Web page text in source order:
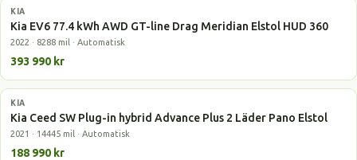
Elbil
KIA
Kia EV6 77.4 kWh AWD GT-line Drag Meridian Elstol HUD 360
2022 · 8288 mil · Automatisk
393 990 kr
Laddhybrid
KIA
Kia Ceed SW Plug-in hybrid Advance Plus 2 Läder Pano Elstol
2021 · 14445 mil · Automatisk
188 990 kr